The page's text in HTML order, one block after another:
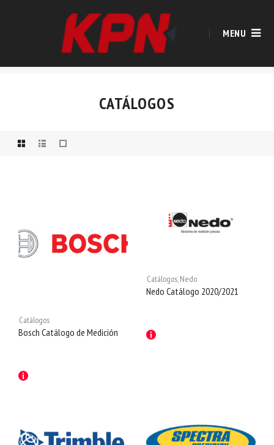
MENU
CATÁLOGOS
Catálogos
Bosch Catálogo de Medición
Catálogos,Nedo
Nedo Catálogo 2020/2021